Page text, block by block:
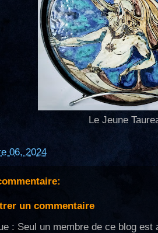
Le Jeune
06, 2024
un commentaire
: Seul un membre de ce blog est